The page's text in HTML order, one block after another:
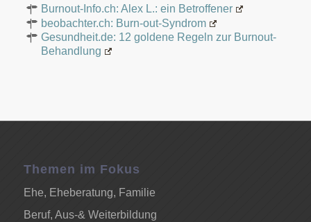
Burnout-Info.ch: Alex L.: ein Betroffener
beobachter.ch: Burn-out-Syndrom
Gesundheit.de: 12 goldene Regeln zur Burnout-
Behandlung
Themen im Fokus
Ehe, Eheberatung, Familie
Beruf, Aus-& Weiterbildung